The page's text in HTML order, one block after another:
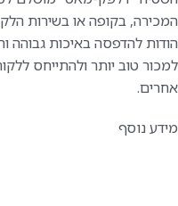
המכירה, בקופה או בשירות
הודות להדפסה באיכות גבוהה
למכור טוב יותר ולהתייחס
אחרים.
מידע נוסף